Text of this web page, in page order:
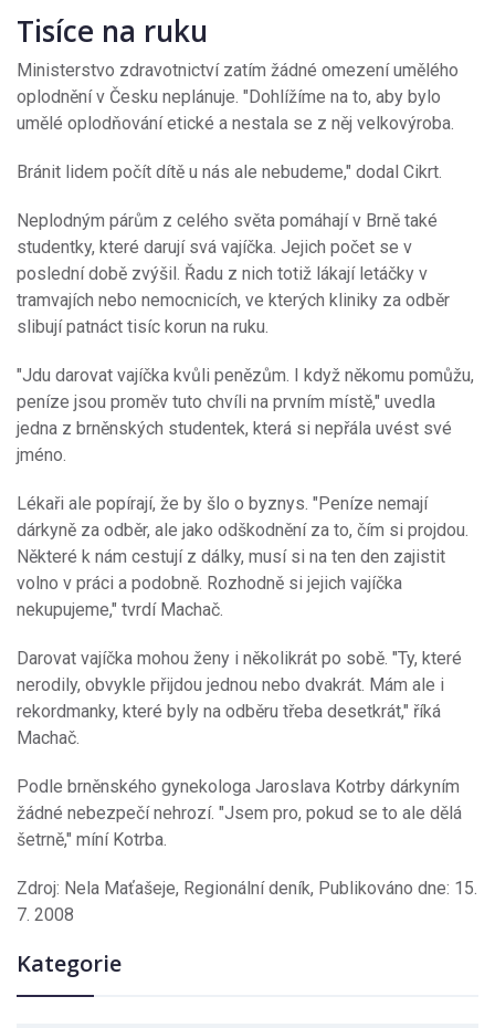
Tisíce na ruku
Ministerstvo zdravotnictví zatím žádné omezení umělého
oplodnění v Česku neplánuje. "Dohlížíme na to, aby bylo
umělé oplodňování etické a nestala se z něj velkovýroba.
Bránit lidem počít dítě u nás ale nebudeme," dodal Cikrt.
Neplodným párům z celého světa pomáhají v Brně také
studentky, které darují svá vajíčka. Jejich počet se v
poslední době zvýšil. Řadu z nich totiž lákají letáčky v
tramvajích nebo nemocnicích, ve kterých kliniky za odběr
slibují patnáct tisíc korun na ruku.
"Jdu darovat vajíčka kvůli penězům. I když někomu pomůžu,
peníze jsou proměv tuto chvíli na prvním místě," uvedla
jedna z brněnských studentek, která si nepřála uvést své
jméno.
Lékaři ale popírají, že by šlo o byznys. "Peníze nemají
dárkyně za odběr, ale jako odškodnění za to, čím si projdou.
Některé k nám cestují z dálky, musí si na ten den zajistit
volno v práci a podobně. Rozhodně si jejich vajíčka
nekupujeme," tvrdí Machač.
Darovat vajíčka mohou ženy i několikrát po sobě. "Ty, které
nerodily, obvykle přijdou jednou nebo dvakrát. Mám ale i
rekordmanky, které byly na odběru třeba desetkrát," říká
Machač.
Podle brněnského gynekologa Jaroslava Kotrby dárkyním
žádné nebezpečí nehrozí. "Jsem pro, pokud se to ale dělá
šetrně," míní Kotrba.
Zdroj: Nela Maťašeje, Regionální deník, Publikováno dne: 15.
7. 2008
Kategorie